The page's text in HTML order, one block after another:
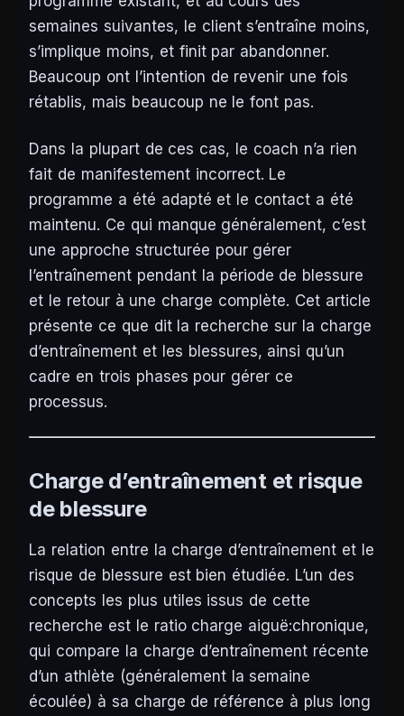
semaines suivantes, le client s’entraîne moins,
s’implique moins, et finit par abandonner.
Beaucoup ont l’intention de revenir une fois
rétablis, mais beaucoup ne le font pas.
Dans la plupart de ces cas, le coach n’a rien
fait de manifestement incorrect. Le
programme a été adapté et le contact a été
maintenu. Ce qui manque généralement, c’est
une approche structurée pour gérer
l’entraînement pendant la période de blessure
et le retour à une charge complète. Cet article
présente ce que dit la recherche sur la charge
d’entraînement et les blessures, ainsi qu’un
cadre en trois phases pour gérer ce
processus.
Charge d’entraînement et risque
de blessure
La relation entre la charge d’entraînement et le
risque de blessure est bien étudiée. L’un des
concepts les plus utiles issus de cette
recherche est le ratio charge aiguë:chronique,
qui compare la charge d’entraînement récente
d’un athlète (généralement la semaine
écoulée) à sa charge de référence à plus long